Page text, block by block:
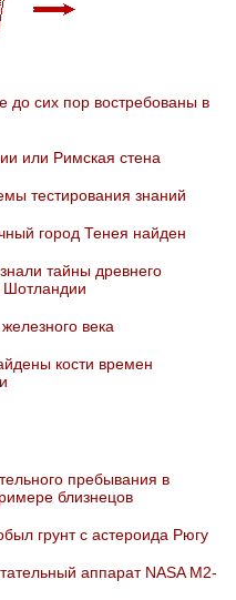
до сих пор востребованы в
или Римская стена
тестирования знаний
город Тенея найден
тайны древнего
Шотландии
века
кости времен
пребывания в
близнецов
грунт с астероида Рюгу
аппарат NASA M2-